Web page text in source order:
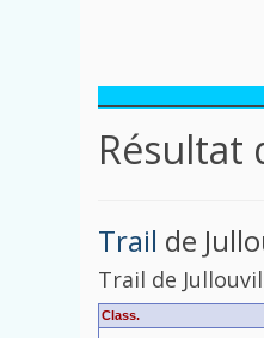
Résultat
Trail de
Trail de
Class.